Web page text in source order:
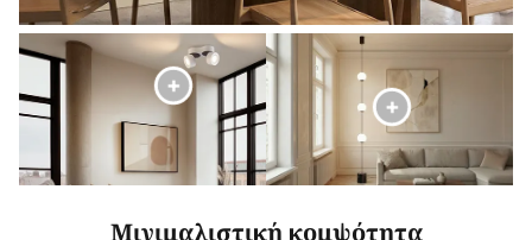
Μινιμαλιστική κομψότητα